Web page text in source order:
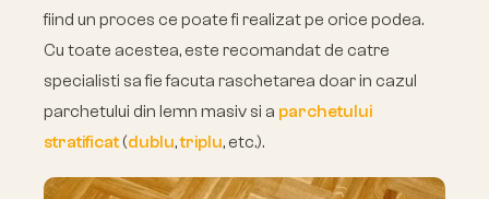
fiind un proces ce poate fi realizat pe orice podea.
Cu toate acestea, este recomandat de catre
specialisti sa fie facuta raschetarea doar in cazul
parchetului din lemn masiv si a parchetului
stratificat(dublu,triplu, etc.).